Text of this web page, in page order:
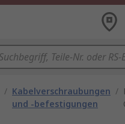
/ Kabelverschraubungen
und -befestigungen
/